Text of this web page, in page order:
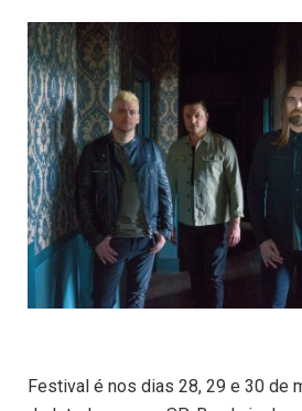
Festival é nos dias 28, 29 e 30 de